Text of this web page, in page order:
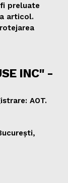
preluate
articol.
INC" -
AOT.